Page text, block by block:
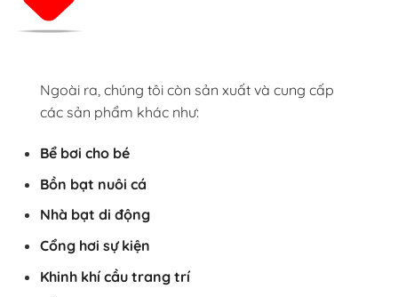
Ngoài ra, chúng tôi còn sản xuất và cung cấp
các sản phẩm khác như:
Bể bơi cho bé
Bồn bạt nuôi cá
Nhà bạt di động
Cổng hơi sự kiện
Khinh khí cầu trang trí